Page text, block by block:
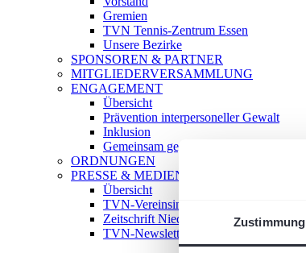
Zustimmung
Gremien
TVN Tennis-Zentrum Essen
Unsere Bezirke
SPONSOREN & PARTNER
MITGLIEDERVERSAMMLUNG
ENGAGEMENT
Übersicht
Prävention interpersoneller Gewalt
Inklusion
Gemeinsam gegen Doping
ORDNUNGEN
PRESSE & MEDIEN
Übersicht
TVN-Vereinsinfo
Zeitschrift Niederrhein Tennis
TVN-Newsletter